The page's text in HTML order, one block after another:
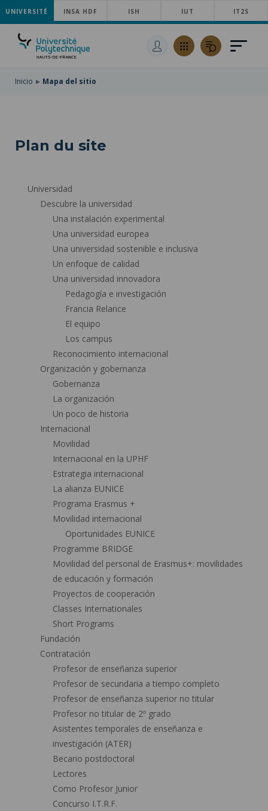
SKIP
TO
MAIN
NAVIGATION
PASAR
AL
CONTENIDO
SKIP
UNIVERSITÉ INSA HDF ISH IUT IT2S
Inicio Mapa del sitio
Plan du site
Universidad
Descubre la universidad
Una instalación experimental
Una universidad europea
Una universidad sostenible e inclusiva
Un enfoque de calidad
Una universidad innovadora
Pedagogía e investigación
Francia Relance
El equipo
Los campus
Reconocimiento internacional
Organización y gobernanza
Gobernanza
La organización
Un poco de historia
Internacional
Movilidad
Internacional en la UPHF
Estrategia internacional
La alianza EUNICE
Programa Erasmus +
Movilidad internacional
Oportunidades EUNICE
Programme BRIDGE
Movilidad del personal de Erasmus+: movilidades
de educación y formación
Proyectos de cooperación
Classes Internationales
Short Programs
Fundación
Contratación
Profesor de enseñanza superior
Profesor de secundaria a tiempo completo
Profesor de enseñanza superior no titular
Profesor no titular de 2º grado
Asistentes temporales de enseñanza e
investigación (ATER)
Becario postdoctoral
Lectores
Como Profesor Junior
Concurso I.T.R.F.